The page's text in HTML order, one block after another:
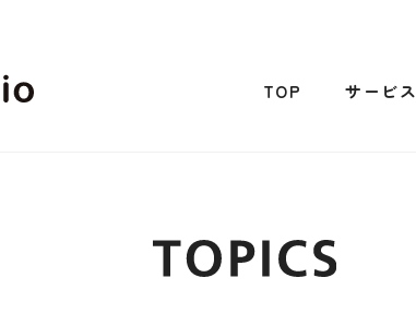
TOP サービス